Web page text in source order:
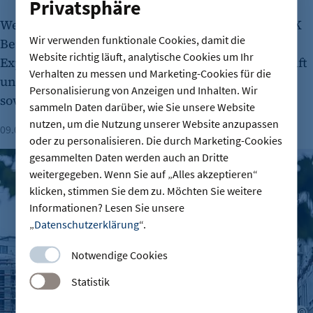
Privatsphäre
Wir verwenden funktionale Cookies, damit die
Website richtig läuft, analytische Cookies um Ihr
Verhalten zu messen und Marketing-Cookies für die
Personalisierung von Anzeigen und Inhalten. Wir
sammeln Daten darüber, wie Sie unsere Website
nutzen, um die Nutzung unserer Website anzupassen
oder zu personalisieren. Die durch Marketing-Cookies
gesammelten Daten werden auch an Dritte
weitergegeben. Wenn Sie auf „Alles akzeptieren“
klicken, stimmen Sie dem zu. Möchten Sie weitere
Informationen? Lesen Sie unsere
„Datenschutzerklärung“.
Notwendige Cookies
Statistik
Wer blockiert das Bauen in Berlin? Das hat die IHK
Berlin heute beim Wohnungsbau-Symposium mit
Expertinnen und Experten aus Praxis, Wissenschaft
und Verbänden gefragt und die größten Hürden
sowie Lösungen diskutiert.
09.07.2026 Lesezeit: 1 Minute
Erstes Azubi-Wohnheim in Berlin - bezahlbarer